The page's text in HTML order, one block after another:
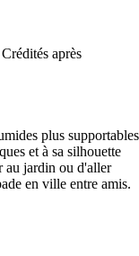
Crédités après
plus supportables
et à sa silhouette
au jardin ou d'aller
en ville entre amis.